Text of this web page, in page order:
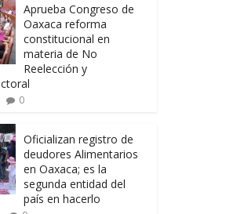
Aprueba Congreso de
Oaxaca reforma
constitucional en
materia de No
Reelección y
0
Oficializan registro de
deudores Alimentarios
en Oaxaca; es la
segunda entidad del
país en hacerlo